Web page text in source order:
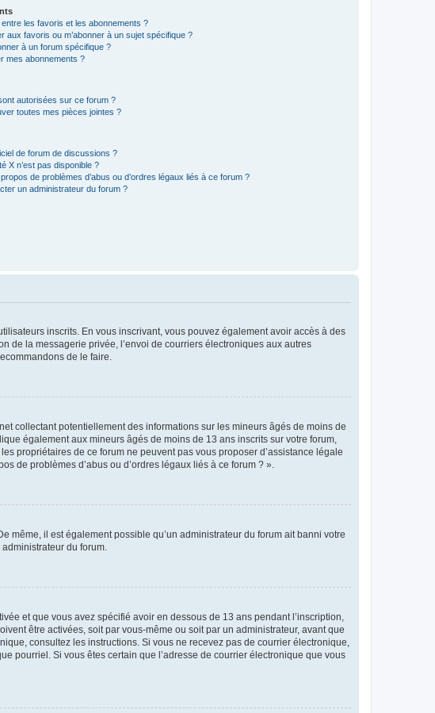
les favoris et les abonnements ?
aux favoris ou m’abonner à un sujet spécifique ?
à un forum spécifique ?
mes abonnements ?
autorisées sur ce forum ?
toutes mes pièces jointes ?
de forum de discussions ?
X n’est pas disponible ?
de problèmes d’abus ou d’ordres légaux liés à ce forum ?
un administrateur du forum ?
inscrits. En vous inscrivant, vous pouvez également avoir accès à des
de la messagerie privée, l’envoi de courriers électroniques aux autres
de le faire.
collectant potentiellement des informations sur les mineurs âgés de moins de
également aux mineurs âgés de moins de 13 ans inscrits sur votre forum,
propriétaires de ce forum ne peuvent pas vous proposer d’assistance légale
de problèmes d’abus ou d’ordres légaux liés à ce forum ? ».
même, il est également possible qu’un administrateur du forum ait banni votre
du forum.
et que vous avez spécifié avoir en dessous de 13 ans pendant l’inscription,
être activées, soit par vous-même ou soit par un administrateur, avant que
consultez les instructions. Si vous ne recevez pas de courrier électronique,
pourriel. Si vous êtes certain que l’adresse de courrier électronique que vous